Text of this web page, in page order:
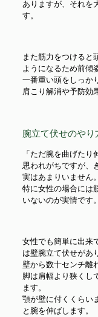
ありますが、それを
す。
また筋力をつけると
ようになるため前傾
一番重い頭をしっか
肩こり解消や予防効
腕立て伏せのやり
「ただ腕を曲げた
思われがちですが、
実はあまりいません。
特に女性の場合には
いないのが実情です。
女性でも簡単に出来
は壁腕立て伏せがあ
壁から数十センチ離
脚は肩幅より狭くし
ます。
顎が壁に付くくらい
と腕を伸ばします。